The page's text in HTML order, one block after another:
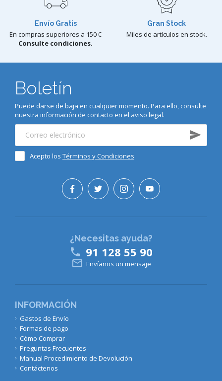
Envío Gratis
En compras superiores a 150 €
Consulte condiciones.
Gran Stock
Miles de artículos en stock.
Boletín
Puede darse de baja en cualquier momento. Para ello, consulte
nuestra información de contacto en el aviso legal.
Acepto los Términos y Condiciones
INFORMACIÓN
Gastos de Envío
Formas de pago
Cómo Comprar
Preguntas Frecuentes
Manual Procedimiento de Devolución
Contáctenos
¿Necesitas ayuda?
 91 128 55 90
 Envíanos un mensaje